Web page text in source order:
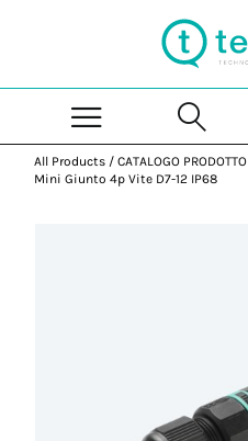
All Products / CATALOGO PRODOTTO
Mini Giunto 4p Vite D7-12 IP68